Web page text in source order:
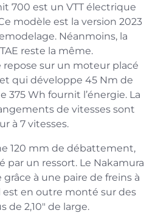
700 est un VTT électrique
modèle est la version 2023
Néanmoins, la
reste la même.
repose sur un moteur placé
qui développe 45 Nm de
375 Wh fournit l’énergie. La
de vitesses sont
à 7 vitesses.
120 mm de débattement,
par un ressort. Le Nakamura
à une paire de freins à
est en outre monté sur des
de 2,10″ de large.